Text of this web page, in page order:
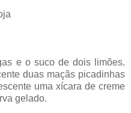
e o suco de dois limões.
duas maçãs picadinhas
uma xícara de creme
gelado.